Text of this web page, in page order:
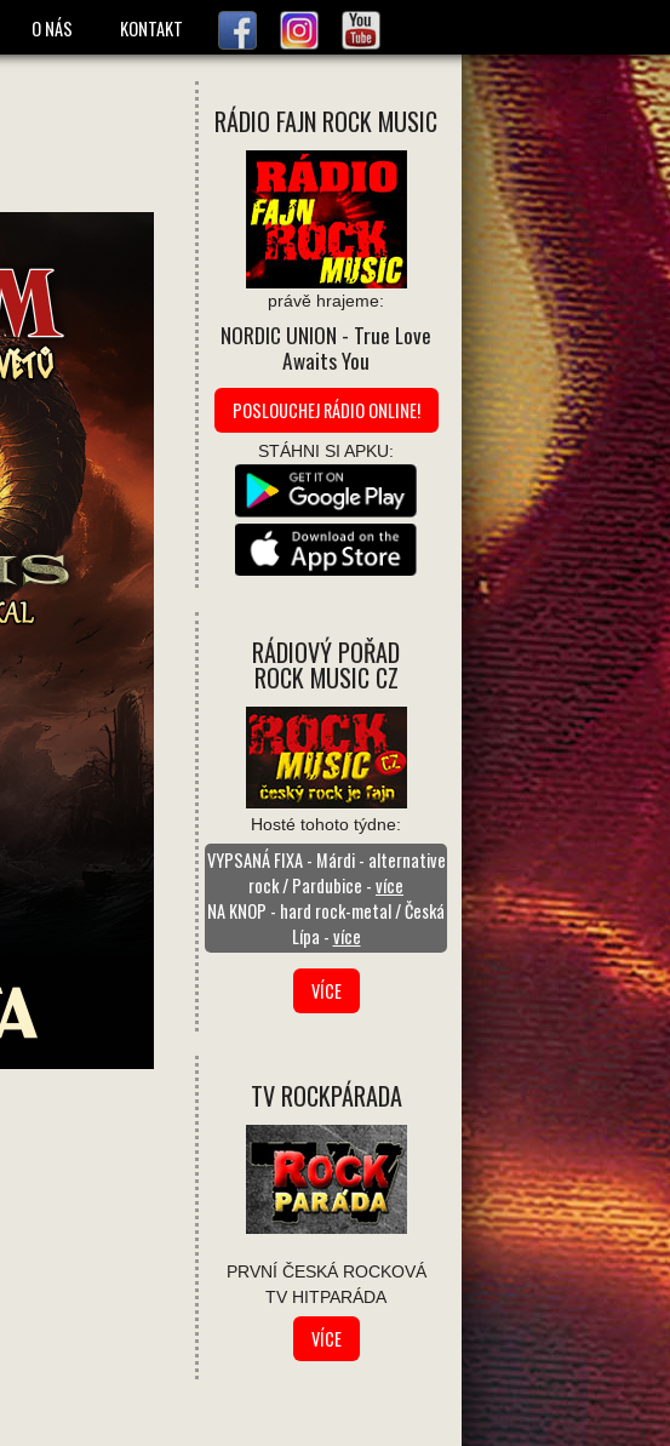
O NÁS KONTAKT
RÁDIO FAJN ROCK MUSIC
právě hrajeme:
NORDIC UNION - True Love
Awaits You
POSLOUCHEJ RÁDIO ONLINE!
STÁHNI SI APKU:
RÁDIOVÝ POŘAD
ROCK MUSIC CZ
Hosté tohoto týdne:
VYPSANÁ FIXA - Márdi - alternative
rock / Pardubice -více
NA KNOP - hard rock-metal / Česká
Lípa -více
VÍCE
TV ROCKPÁRADA
PRVNÍ ČESKÁ ROCKOVÁ
TV HITPARÁDA
VÍCE